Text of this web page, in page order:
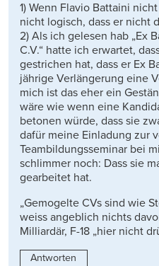
1) Wenn Flavio Battaini
nicht logisch, dass er nicht
2) Als ich gelesen hab „Ex
C.V.“ hatte ich erwartet,
gestrichen hat, dass er Ex
jährige Verlängerung eine
mich ist das eher ein
wäre wie wenn eine
betonen würde, dass sie
dafür meine Einladung zur
Teambildungsseminar bei
schlimmer noch: Dass sie
gearbeitet hat.
„Gemogelte CVs sind wie
weiss angeblich nichts
Milliardär, F-18 „hier nicht
Antworten